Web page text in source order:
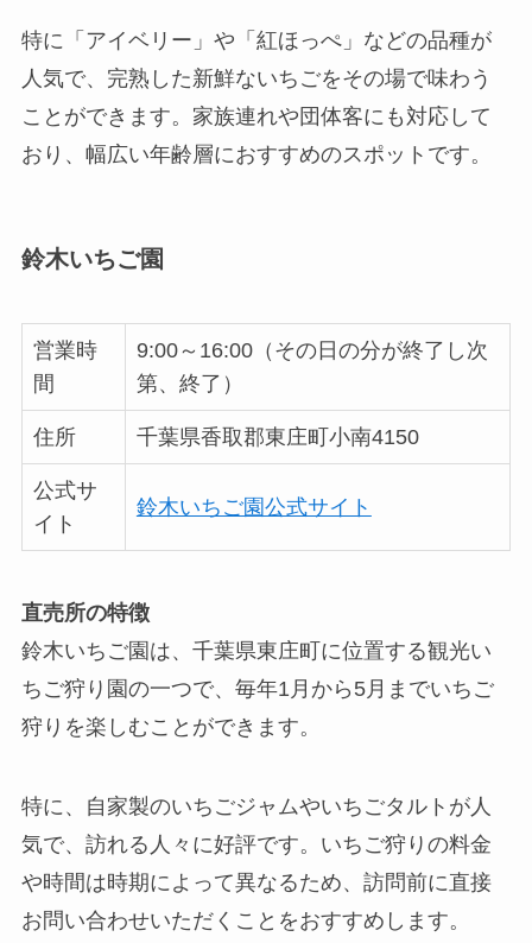
特に「アイベリー」や「紅ほっぺ」などの品種が
人気で、完熟した新鮮ないちごをその場で味わう
ことができます。家族連れや団体客にも対応して
おり、幅広い年齢層におすすめのスポットです。
鈴木いちご園
営業時
間
9:00～16:00（その日の分が終了し次
第、終了）
住所 千葉県香取郡東庄町小南4150
公式サ
イト
鈴木いちご園公式サイト
直売所の特徴
鈴木いちご園は、千葉県東庄町に位置する観光い
ちご狩り園の一つで、毎年1月から5月までいちご
狩りを楽しむことができます。
特に、自家製のいちごジャムやいちごタルトが人
気で、訪れる人々に好評です。いちご狩りの料金
や時間は時期によって異なるため、訪問前に直接
お問い合わせいただくことをおすすめします。